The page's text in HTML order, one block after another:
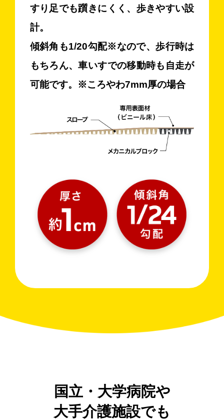
すり足でも躓きにくく、歩きやすい設
計。
傾斜角も1/20勾配※なので、歩行時は
もちろん、車いすでの移動時も自走が
可能です。※ころやわ7mm厚の場合
国立・大学病院や
大手介護施設でも